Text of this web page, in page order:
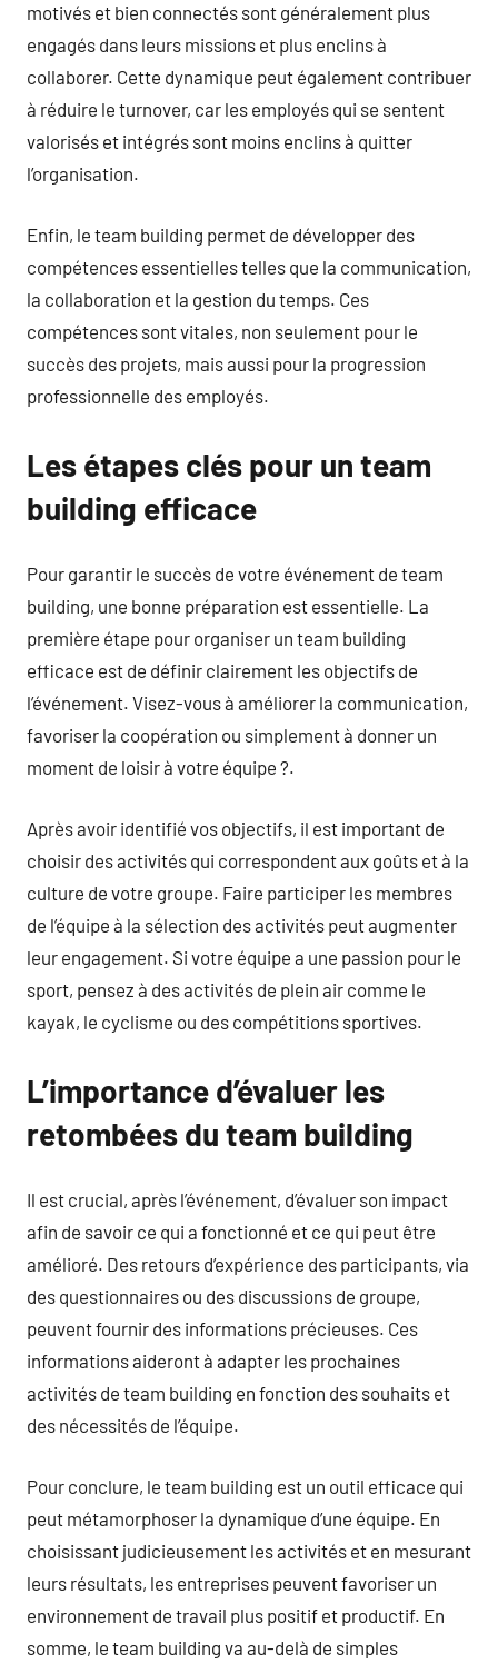
motivés et bien connectés sont généralement plus
engagés dans leurs missions et plus enclins à
collaborer. Cette dynamique peut également contribuer
à réduire le turnover, car les employés qui se sentent
valorisés et intégrés sont moins enclins à quitter
l’organisation.
Enfin, le team building permet de développer des
compétences essentielles telles que la communication,
la collaboration et la gestion du temps. Ces
compétences sont vitales, non seulement pour le
succès des projets, mais aussi pour la progression
professionnelle des employés.
Les étapes clés pour un team
building efficace
Pour garantir le succès de votre événement de team
building, une bonne préparation est essentielle. La
première étape pour organiser un team building
efficace est de définir clairement les objectifs de
l’événement. Visez-vous à améliorer la communication,
favoriser la coopération ou simplement à donner un
moment de loisir à votre équipe ?.
Après avoir identifié vos objectifs, il est important de
choisir des activités qui correspondent aux goûts et à la
culture de votre groupe. Faire participer les membres
de l’équipe à la sélection des activités peut augmenter
leur engagement. Si votre équipe a une passion pour le
sport, pensez à des activités de plein air comme le
kayak, le cyclisme ou des compétitions sportives.
L’importance d’évaluer les
retombées du team building
Il est crucial, après l’événement, d’évaluer son impact
afin de savoir ce qui a fonctionné et ce qui peut être
amélioré. Des retours d’expérience des participants, via
des questionnaires ou des discussions de groupe,
peuvent fournir des informations précieuses. Ces
informations aideront à adapter les prochaines
activités de team building en fonction des souhaits et
des nécessités de l’équipe.
Pour conclure, le team building est un outil efficace qui
peut métamorphoser la dynamique d’une équipe. En
choisissant judicieusement les activités et en mesurant
leurs résultats, les entreprises peuvent favoriser un
environnement de travail plus positif et productif. En
somme, le team building va au-delà de simples